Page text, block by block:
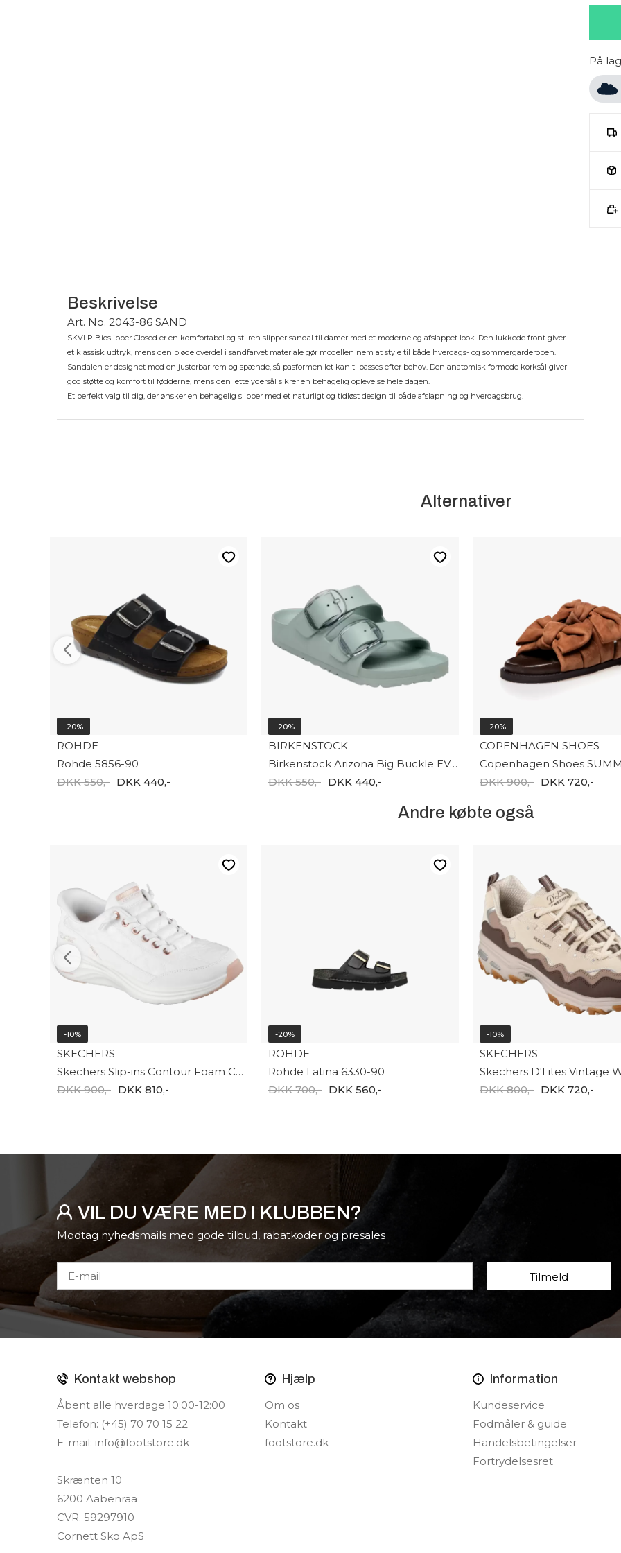
På
Beskrivelse
Art. No. 2043-86 SAND
SKVLP Bioslipper Closed er en komfortabel og stilren slipper sandal til damer med et moderne og afslappet look. Den lukkede front giver
et klassisk udtryk, mens den bløde overdel i sandfarvet materiale gør modellen nem at style til både hverdags- og sommergarderoben.
Sandalen er designet med en justerbar rem og spænde, så pasformen let kan tilpasses efter behov. Den anatomisk formede korksål giver
god støtte og komfort til fødderne, mens den lette ydersål sikrer en behagelig oplevelse hele dagen.
Et perfekt valg til dig, der ønsker en behagelig slipper med et naturligt og tidløst design til både afslapning og hverdagsbrug.
Alternativer
-20%
ROHDE
Rohde 5856-90
DKK 550,- DKK 440,-
-20%
BIRKENSTOCK
Birkenstock Arizona Big Buckle EVA Women 1031301
DKK 550,- DKK 440,-
-20%
COPENHAGEN SHOES
DKK 900,- DKK 720,-
Andre købte også
-10%
SKECHERS
Skechers Slip-ins Contour Foam Cozy 150413 WTRG
DKK 900,- DKK 810,-
-20%
ROHDE
Rohde Latina 6330-90
DKK 700,- DKK 560,-
-10%
SKECHERS
DKK 800,- DKK 720,-
VIL DU VÆRE MED I KLUBBEN?
Modtag nyhedsmails med gode tilbud, rabatkoder og presales
Kontakt webshop
Åbent alle hverdage 10:00-12:00
Telefon: (+45) 70 70 15 22
E-mail: info@footstore.dk
Skrænten 10
6200 Aabenraa
CVR: 59297910
Cornett Sko ApS
Hjælp
Om os
Kontakt
footstore.dk
Information
Kundeservice
Fodmåler & guide
Handelsbetingelser
Fortrydelsesret